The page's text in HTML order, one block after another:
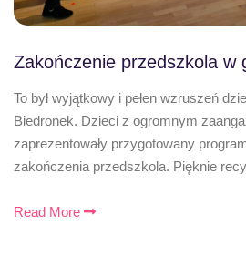
Zakończenie przedszkola w
To był wyjątkowy i pełen wzruszeń
Biedronek. Dzieci z ogromnym
zaprezentowały przygotowany
zakończenia przedszkola. Pięknie
Read More